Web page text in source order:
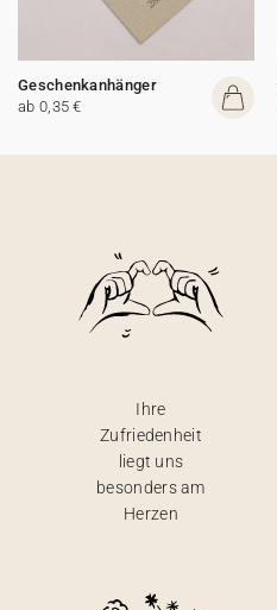
Geschenkanhänger
ab 0,35 €
Ihre
Zufriedenheit
liegt uns
besonders am
Herzen